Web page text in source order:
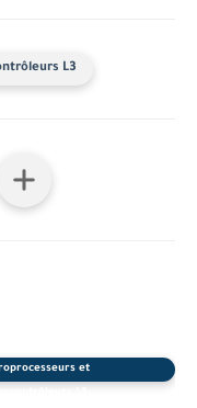
L3
et